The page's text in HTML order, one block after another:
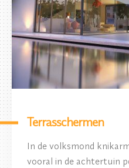
Terrasschermen
In de volksmond
vooral in de achtertuin